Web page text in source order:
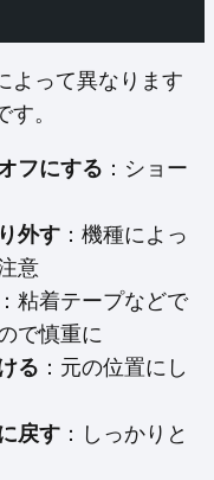
よって異なります
。
フにする ：ショー
外す ：機種によっ
意
：粘着テープなどで
で慎重に
る ：元の位置にし
戻す ：しっかりと